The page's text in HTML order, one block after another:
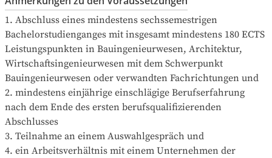
1. Abschluss eines mindestens sechssemestrigen
Bachelorstudienganges mit insgesamt mindestens 180 ECTS
Leistungspunkten in Bauingenieurwesen, Architektur,
Wirtschaftsingenieurwesen mit dem Schwerpunkt
Bauingenieurwesen oder verwandten Fachrichtungen und
2. mindestens einjährige einschlägige Berufserfahrung
nach dem Ende des ersten berufsqualifizierenden
Abschlusses
3. Teilnahme an einem Auswahlgespräch und
4. ein Arbeitsverhältnis mit einem Unternehmen der